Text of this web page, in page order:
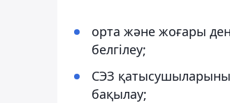
орта және жоғары
белгілеу;
СЭЗ
бақылау;